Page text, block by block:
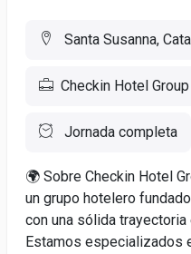
Santa Susanna,
Checkin Hotel Group
Jornada completa
🌍 Sobre Checkin Hotel
un grupo hotelero
con una sólida
Estamos especializados